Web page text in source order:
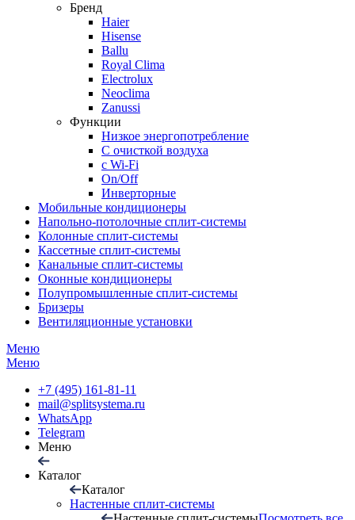
Бренд
Haier
Hisense
Ballu
Royal Clima
Electrolux
Neoclima
Zanussi
Функции
Низкое энергопотребление
С очисткой воздуха
с Wi-Fi
On/Off
Инверторные
Мобильные кондиционеры
Напольно-потолоч​ные ​сплит-системы
Колонные ​​сплит-системы
Кассетные сплит-системы
Канальные сплит-системы
Оконные кондиционеры
Полупромышленные сплит-системы
Бризеры
Вентиляционные установки
Меню
Меню
+7 (495) 161-81-11
mail@splitsystema.ru
WhatsApp
Telegram
Меню
Каталог
Каталог
Настенные сплит-системы